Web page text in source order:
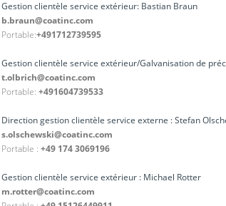
Gestion clientèle service extérieur: Bastian Braun
b.braun@coatinc.com
Portable:+491712739595
Gestion clientèle service extérieur/Galvanisation de
t.olbrich@coatinc.com
Portable: +491604739533
Direction gestion clientèle service externe : Stefan
s.olschewski@coatinc.com
Portable : +49 174 3069196
Gestion clientèle service extérieur : Michael Rotter
m.rotter@coatinc.com